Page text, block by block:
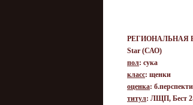
РЕГИОНАЛЬНАЯ
Star (САО)
пол: сука
класс: щенки
оценка:
титул: ЛЩП, Бест